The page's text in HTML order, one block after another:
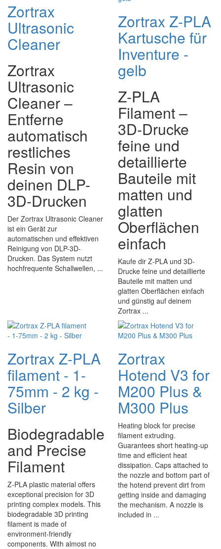
Zortrax
Ultrasonic
Cleaner
Zortrax
Ultrasonic
Cleaner –
Entferne
automatisch
restliches
Resin von
deinen DLP-
3D-Drucken
Der Zortrax Ultrasonic Cleaner
ist ein Gerät zur
automatischen und effektiven
Reinigung von DLP-3D-
Drucken. Das System nutzt
hochfrequente Schallwellen, ...
Zortrax Z-PLA
Kartusche für
Inventure -
gelb
Z-PLA
Filament –
3D-Drucke
feine und
detaillierte
Bauteile mit
matten und
glatten
Oberflächen
einfach
Kaufe dir Z-PLA und 3D-
Drucke feine und detaillierte
Bauteile mit matten und
glatten Oberflächen einfach
und günstig auf deinem
Zortrax ...
Zortrax Z-PLA
filament - 1-
75mm - 2 kg -
Silber
Biodegradable
and Precise
Filament
Z-PLA plastic material offers
exceptional precision for 3D
printing complex models. This
biodegradable 3D printing
filament is made of
environment-friendly
components. With almost no
Zortrax
Hotend V3 for
M200 Plus &
M300 Plus
Heating block for precise
filament extruding.
Guarantees short heating-up
time and efficient heat
dissipation. Caps attached to
the nozzle and bottom part of
the hotend prevent dirt from
getting inside and damaging
the mechanism. A nozzle is
included in ...